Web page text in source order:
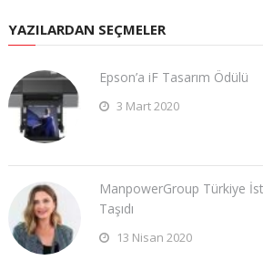
YAZILARDAN SEÇMELER
Epson’a iF Tasarım Ödülü
3 Mart 2020
ManpowerGroup Türkiye
Taşıdı
13 Nisan 2020